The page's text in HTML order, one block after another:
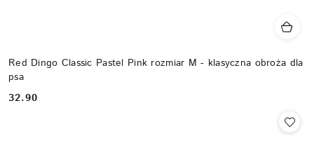
Red Dingo Classic Pastel Pink rozmiar M - klasyczna obroża dla
psa
Cena:
32.90